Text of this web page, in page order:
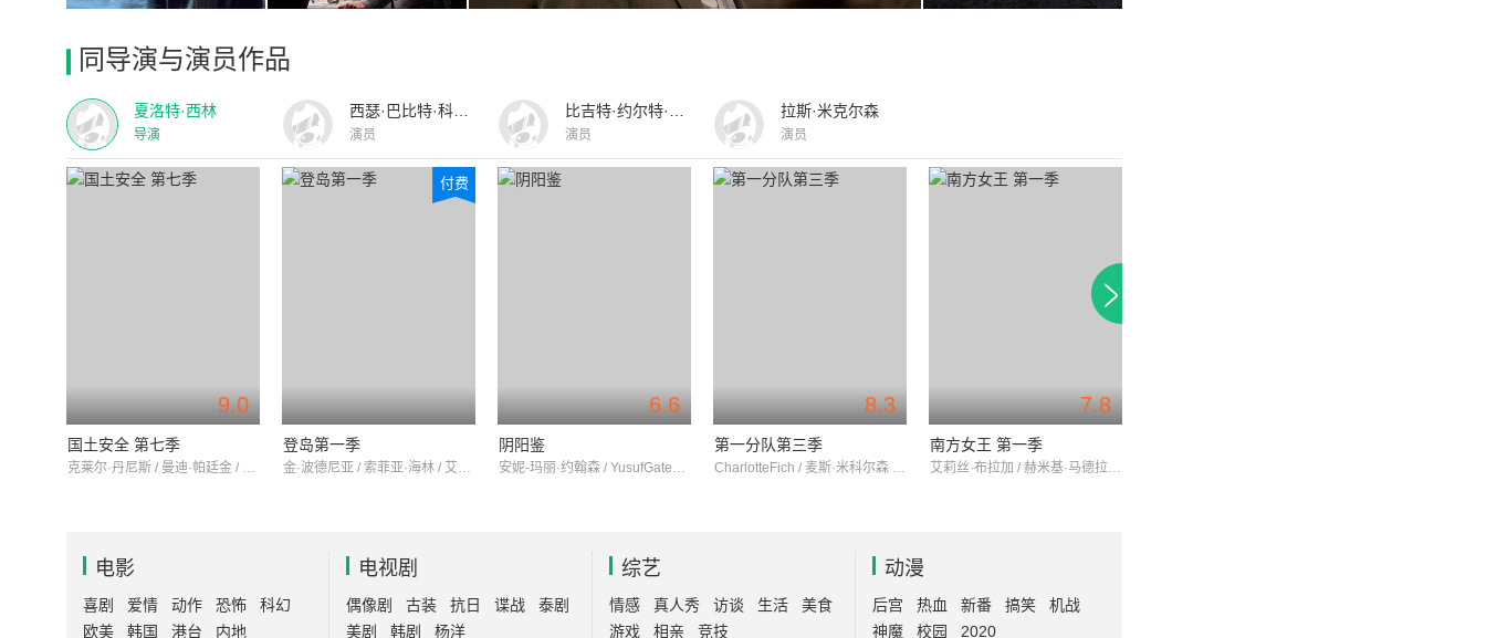
同导演与演员作品
夏洛特·西林
导演 演员 演员
拉斯·米克尔森
演员
9.0
国土安全 第七季
克莱尔·丹尼斯 / 曼迪·帕廷金 / 摩根·斯佩克特
付费
登岛第一季
金·波德尼亚 / 索菲亚·海林 / 艾伦·希灵索
6.6
阴阳鉴
安妮-玛丽·约翰森 / YusufGatewood / ChadJamesBuchanan
8.3
第一分队第三季
CharlotteFich / 麦斯·米科尔森 / LarsBrygmann
7.8
南方女王 第一季
艾莉丝·布拉加 / 赫米基·马德拉 / 维罗尼卡·法尔孔
电影
喜剧 爱情 动作 恐怖
科幻
欧美
韩国 港台 内地
电视剧
偶像剧 古装 抗日 谍战
泰剧
美剧
韩剧 杨洋
综艺
情感 真人秀 访谈 生活
美食
游戏
相亲 竞技
动漫
后宫 热血 新番 搞笑
机战
神魔
校园 2020